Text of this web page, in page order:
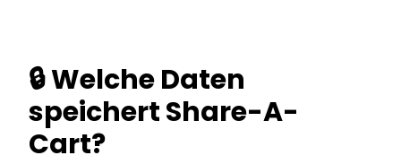
🔒 Welche Daten
speichert Share-A-
Cart?